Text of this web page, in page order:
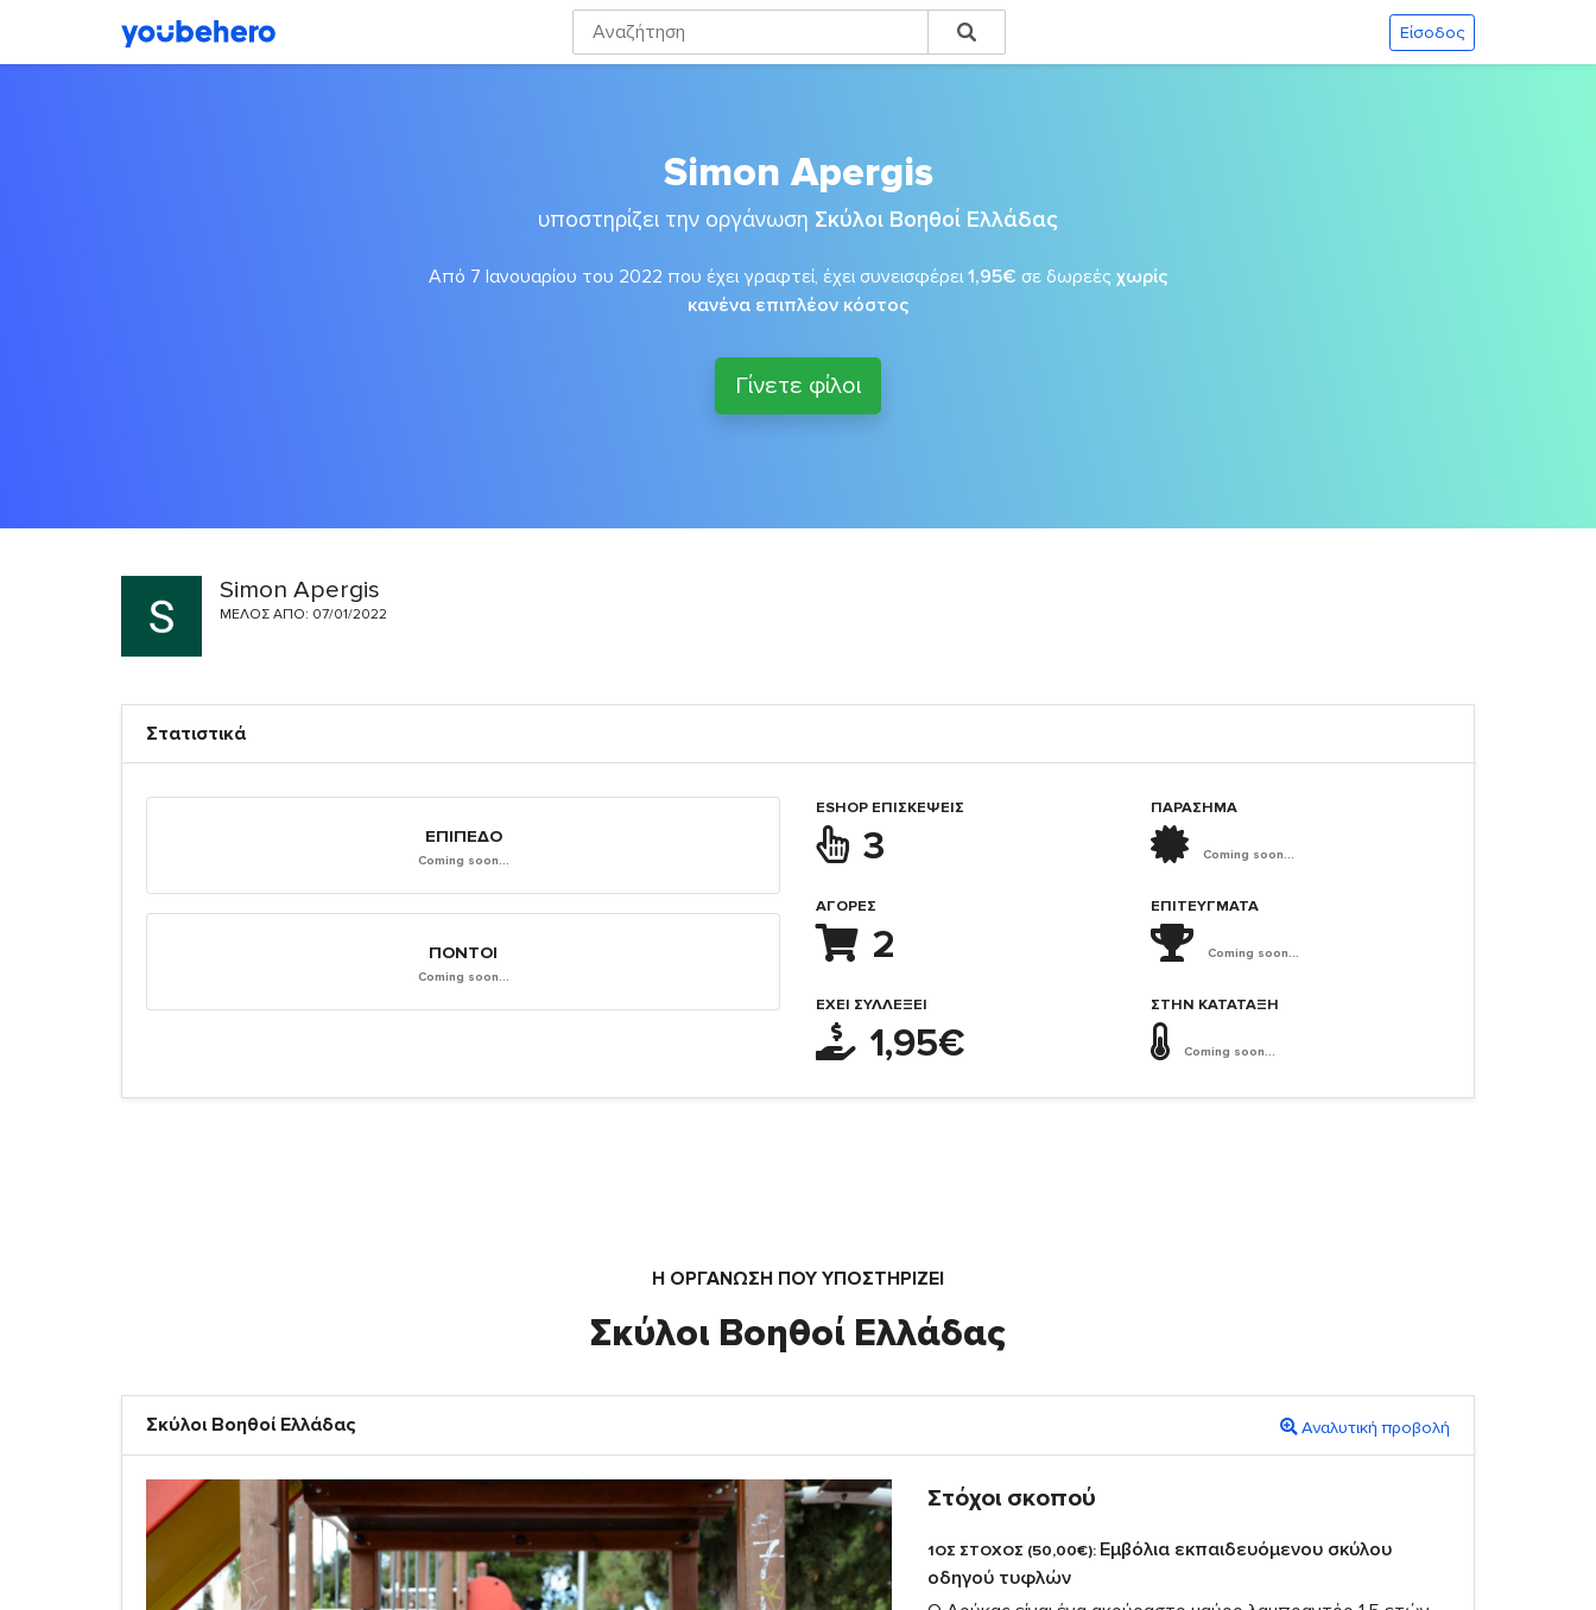
Είσοδος
Simon Apergis
υποστηρίζει την οργάνωση Σκύλοι Βοηθοί Ελλάδας
Από 7 Ιανουαρίου του 2022 που έχει γραφτεί, έχει συνεισφέρει 1,95€ σε δωρεές χωρίς
κανένα επιπλέον κόστος
Γίνετε φίλοι
Simon Apergis
ΜΈΛΟΣ ΑΠΌ: 07/01/2022
Στατιστικά
ΕΠΊΠΕΔΟ
Coming soon...
ΠΌΝΤΟΙ
Coming soon...
ESHOP ΕΠΙΣΚΈΨΕΙΣ
3
ΑΓΟΡΈΣ
2
ΈΧΕΙ ΣΥΛΛΈΞΕΙ
1,95€
ΠΑΡΑΣΗΜΑ
Coming soon...
ΕΠΙΤΕΎΓΜΑΤΑ
Coming soon...
ΣΤΗΝ ΚΑΤΆΤΑΞΗ
Coming soon...
Η ΟΡΓΆΝΩΣΗ ΠΟΥ ΥΠΟΣΤΗΡΙΖΕΙ
Σκύλοι Βοηθοί Ελλάδας
Σκύλοι Βοηθοί Ελλάδας Αναλυτική προβολή
Στόχοι σκοπού
1ΟΣ ΣΤΟΧΟΣ (50,00€): Εμβόλια εκπαιδευόμενου σκύλου
οδηγού τυφλών